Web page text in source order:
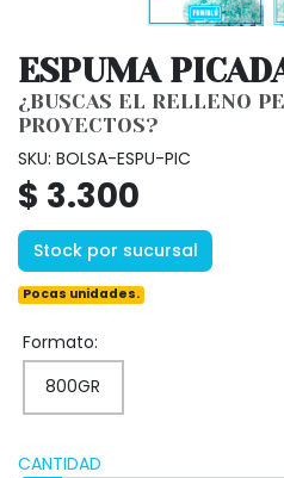
ESPUMA
¿BUSCAS EL RELLENO
PROYECTOS?
SKU: BOLSA-ESPU-PIC
$ 3.300
Stock por sucursal
Pocas unidades.
Formato:
800GR
CANTIDAD